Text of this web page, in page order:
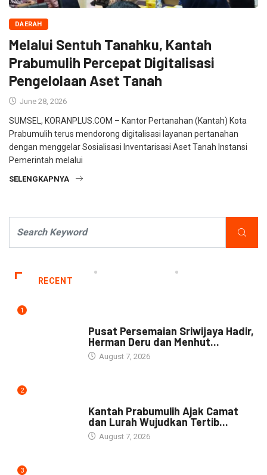
DAERAH
Melalui Sentuh Tanahku, Kantah
Prabumulih Percepat Digitalisasi
Pengelolaan Aset Tanah
June 28, 2026
SUMSEL, KORANPLUS.COM – Kantor Pertanahan (Kantah) Kota
Prabumulih terus mendorong digitalisasi layanan pertanahan
dengan menggelar Sosialisasi Inventarisasi Aset Tanah Instansi
Pemerintah melalui
SELENGKAPNYA
RECENT
1
Pusat Persemaian Sriwijaya Hadir,
Herman Deru dan Menhut...
August 7, 2026
2
Kantah Prabumulih Ajak Camat
dan Lurah Wujudkan Tertib...
August 7, 2026
3